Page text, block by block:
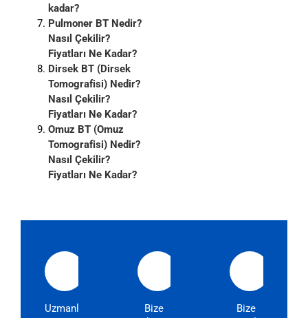
kadar?
Pulmoner BT Nedir?
Nasıl Çekilir?
Fiyatları Ne Kadar?
Dirsek BT (Dirsek
Tomografisi) Nedir?
Nasıl Çekilir?
Fiyatları Ne Kadar?
Omuz BT (Omuz
Tomografisi) Nedir?
Nasıl Çekilir?
Fiyatları Ne Kadar?
Uzmanlarımıza
Bize
Bize